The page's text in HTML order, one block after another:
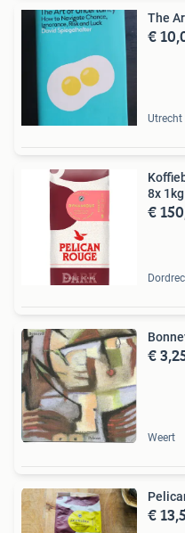
The
€
Utrecht
8x 1kg
€
€
Weert
€